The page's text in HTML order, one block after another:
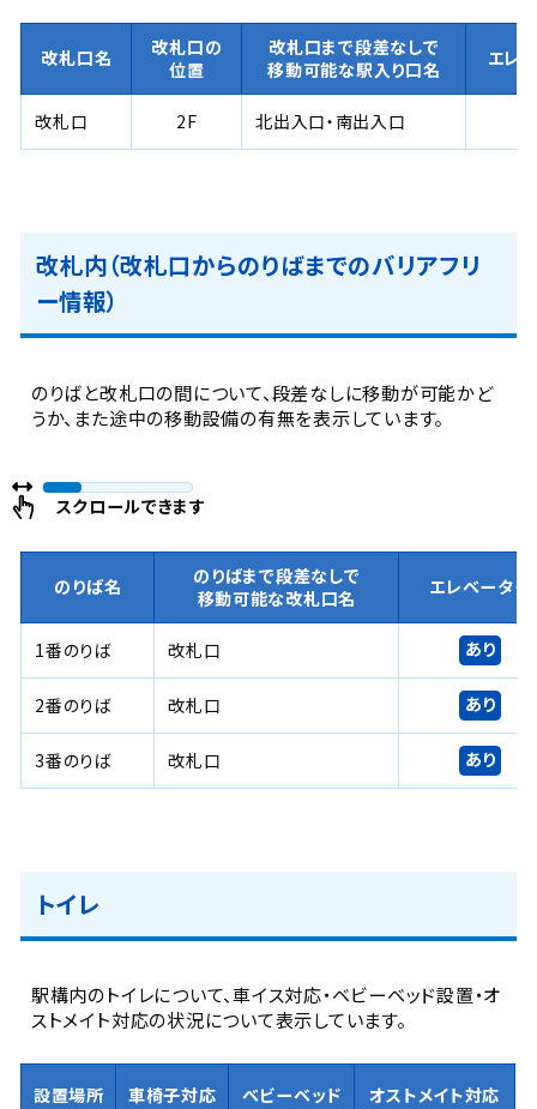
改札口名
改札口の
位置
改札口まで段差なしで
移動可能な駅入り口名
エレ
改札口 2F 北出入口・南出入口
改札内（改札口からのりばまでのバリアフリ
ー情報）
のりばと改札口の間について、段差なしに移動が可能かど
うか、また途中の移動設備の有無を表示しています。
スクロールできます
のりば名
のりばまで段差なしで
移動可能な改札口名
エレベーター
1番のりば 改札口 あり
2番のりば 改札口 あり
3番のりば 改札口 あり
トイレ
駅構内のトイレについて、車イス対応・ベビーベッド設置・オ
ストメイト対応の状況について表示しています。
設置場所 車椅子対応 ベビーベッド オストメイト対応